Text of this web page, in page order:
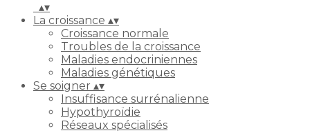
▴▾
La croissance ▴▾
Croissance normale
Troubles de la croissance
Maladies endocriniennes
Maladies génétiques
Se soigner ▴▾
Insuffisance surrénalienne
Hypothyroïdie
Réseaux spécialisés